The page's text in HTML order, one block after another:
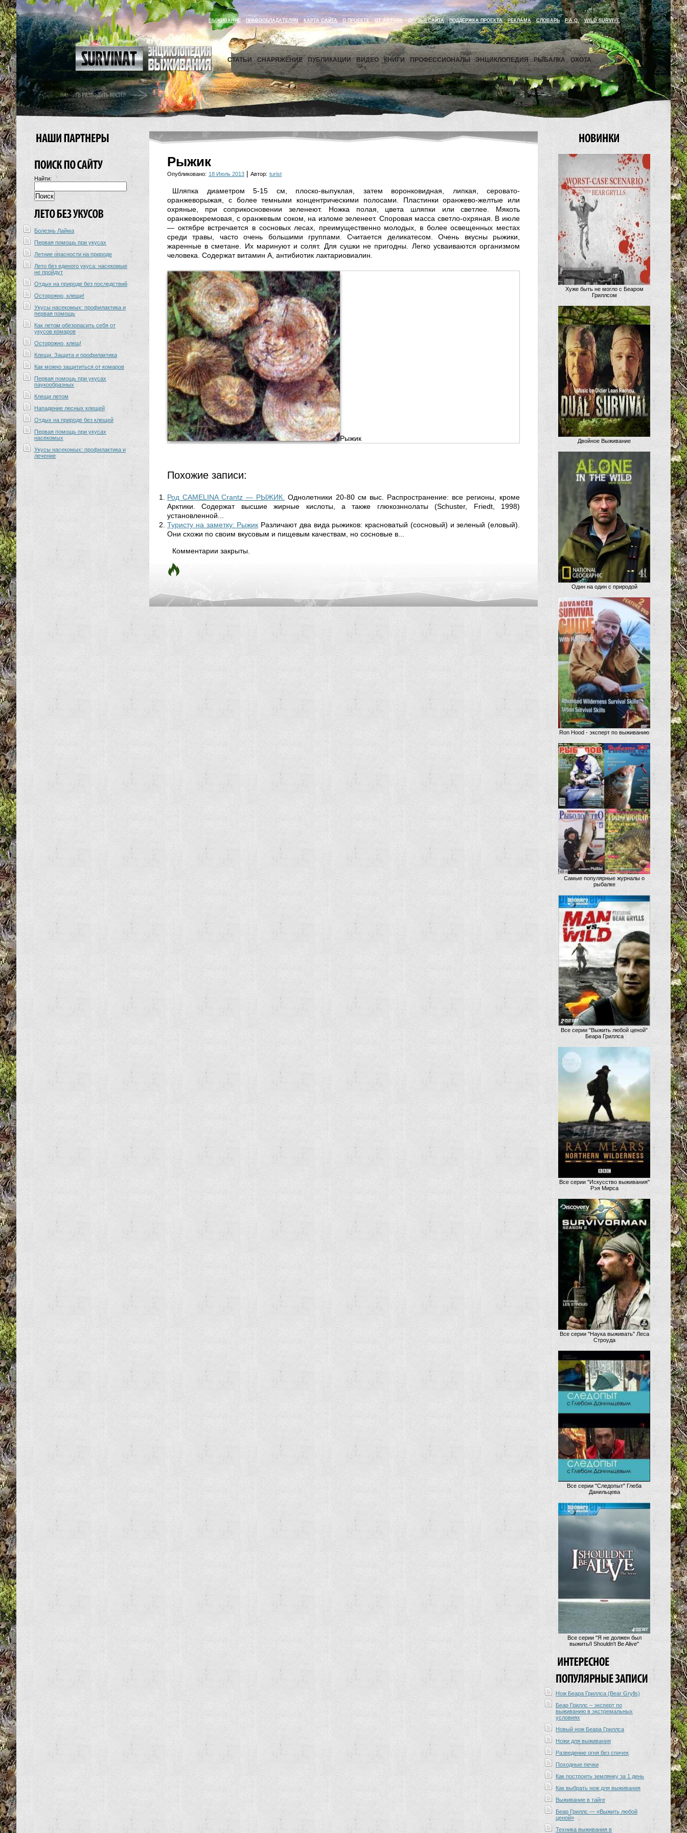
ВЫЖИВАНИЕ ПРАВООБЛАДАТЕЛЯМ КАРТА САЙТА О ПРОЕКТЕ ОТ АВТОРА ДРУЗЬЯ САЙТА ПОДДЕРЖКА ПРОЕКТА РЕКЛАМА СЛОВАРЬ F.A.Q. WILD SURVIVE
СТАТЬИ СНАРЯЖЕНИЕ ПУБЛИКАЦИИ ВИДЕО КНИГИ ПРОФЕССИОНАЛЫ ЭНЦИКЛОПЕДИЯ РЫБАЛКА ОХОТА
Найти:
Болезнь Лайма
Первая помощь при укусах
Летние опасности на природе
Лето без единого укуса: насекомые
не пройдут
Отдых на природе без последствий
Осторожно, клещи!
Укусы насекомых: профилактика и
первая помощь
Как летом обезопасить себя от
укусов комаров
Осторожно, клещ!
Клещи. Защита и профилактика
Как можно защититься от комаров
Первая помощь при укусах
паукообразных
Клещи летом
Нападение лесных клещей
Отдых на природе без клещей
Первая помощь при укусах
насекомых
Укусы насекомых: профилактика и
лечение
Рыжик
Опубликовано: 18 Июль 2013 | Автор: turist
Шляпка диаметром 5-15 см, плоско-выпуклая, затем воронковидная, липкая, серовато-
оранжеворыжая, с более темными концентрическими полосами. Пластинки оранжево-желтые или
охряные, при соприкосновении зеленеют. Ножка полая, цвета шляпки или светлее. Мякоть
оранжевокремовая, с оранжевым соком, на изломе зеленеет. Споровая масса светло-охряная. В июле
— октябре встречается в сосновых лесах, преимущественно молодых, в более освещенных местах
среди травы, часто очень большими группами. Считается деликатесом. Очень вкусны рыжики,
жаренные в сметане. Их маринуют и солят. Для сушки не пригодны. Легко усваиваются организмом
человека. Содержат витамин А, антибиотик лактариовиалин.
Рыжик
Похожие записи:
Род CAMELINA Crantz — РЫЖИК.
Однолетники 20-80 см выс. Распространение: все регионы, кроме
Арктики. Содержат высшие жирные кислоты, а также глюкозннолаты (Schuster, Friedt, 1998)
установленной...
Туристу на заметку: Рыжик Различают два вида рыжиков: красноватый (сосновый) и зеленый (еловый).
Они схожи по своим вкусовым и пищевым качествам, но сосновые в...
Комментарии закрыты.
Хуже быть не могло с Беаром
Гриллсом
Двойное Выживание
Один на один с природой
Ron Hood - эксперт по выживанию
Самые популярные журналы о
рыбалке
Все серии "Выжить любой ценой"
Беара Гриллса
Все серии "Искусство выживания"
Рэя Мирса
Все серии "Наука выживать" Леса
Строуда
Все серии "Следопыт" Глеба
Данильцева
Все серии "Я не должен был
выжить/I Shouldn't Be Alive"
Нож Беара Гриллса (Bear Grylls)
Беар Гриллс – эксперт по
выживанию в экстремальных
условиях
Новый нож Беара Гриллса
Ножи для выживания
Разведение огня без спичек
Походные печки
Как построить землянку за 1 день
Как выбрать нож для выживания
Выживание в тайге
Беар Гриллс — «Выжить любой
ценой»
Техника выживания в